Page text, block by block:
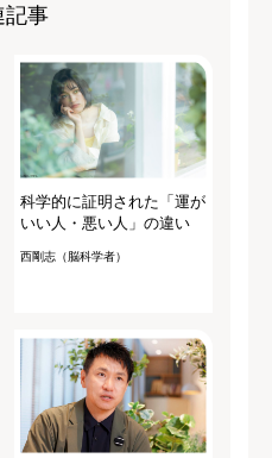
記事
科学的に証明された「運が
いい人・悪い人」の違い
西剛志（脳科学者）